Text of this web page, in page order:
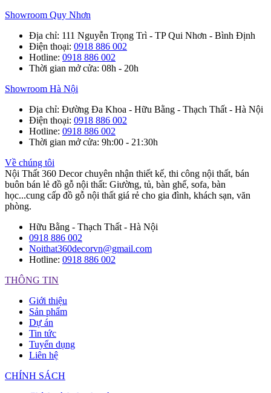
Showroom Quy Nhơn
Địa chỉ: 111 Nguyễn Trọng Trì - TP Qui Nhơn - Bình Định
Điện thoại: 0918 886 002
Hotline: 0918 886 002
Thời gian mở cửa: 08h - 20h
Showroom Hà Nội
Địa chỉ: Đường Đa Khoa - Hữu Bằng - Thạch Thất - Hà Nội
Điện thoại: 0918 886 002
Hotline: 0918 886 002
Thời gian mở cửa: 9h:00 - 21:30h
Về chúng tôi
Nội Thất 360 Decor chuyên nhận thiết kế, thi công nội thất, bán
buôn bán lẻ đồ gỗ nội thất: Giường, tủ, bàn ghế, sofa, bàn
học...cung cấp đồ gỗ nội thất giá rẻ cho gia đình, khách sạn, văn
phòng.
Hữu Bằng - Thạch Thất - Hà Nội
0918 886 002
Noithat360decorvn@gmail.com
Hotline: 0918 886 002
THÔNG TIN
Giới thiệu
Sản phẩm
Dự án
Tin tức
Tuyển dụng
Liên hệ
CHÍNH SÁCH